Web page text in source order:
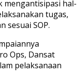
mengantisipasi hal-
tugas,
sesuai SOP.
Ops, Dansat
pelaksanaan